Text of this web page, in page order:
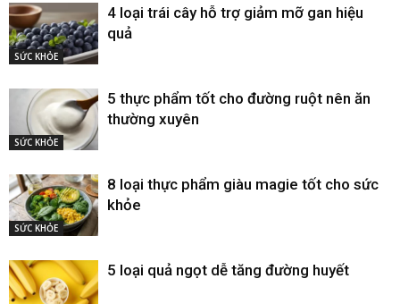
SỨC KHỎE
4 loại trái cây hỗ trợ giảm mỡ gan hiệu
quả
SỨC KHỎE
5 thực phẩm tốt cho đường ruột nên ăn
thường xuyên
SỨC KHỎE
8 loại thực phẩm giàu magie tốt cho sức
khỏe
5 loại quả ngọt dễ tăng đường huyết